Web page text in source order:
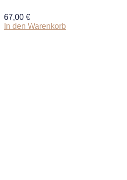
67,00 €
In den Warenkorb